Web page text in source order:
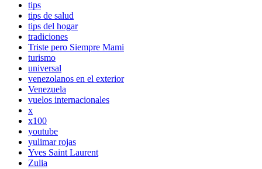
tips
tips de salud
tips del hogar
tradiciones
Triste pero Siempre Mami
turismo
universal
venezolanos en el exterior
Venezuela
vuelos internacionales
x
x100
youtube
yulimar rojas
Yves Saint Laurent
Zulia